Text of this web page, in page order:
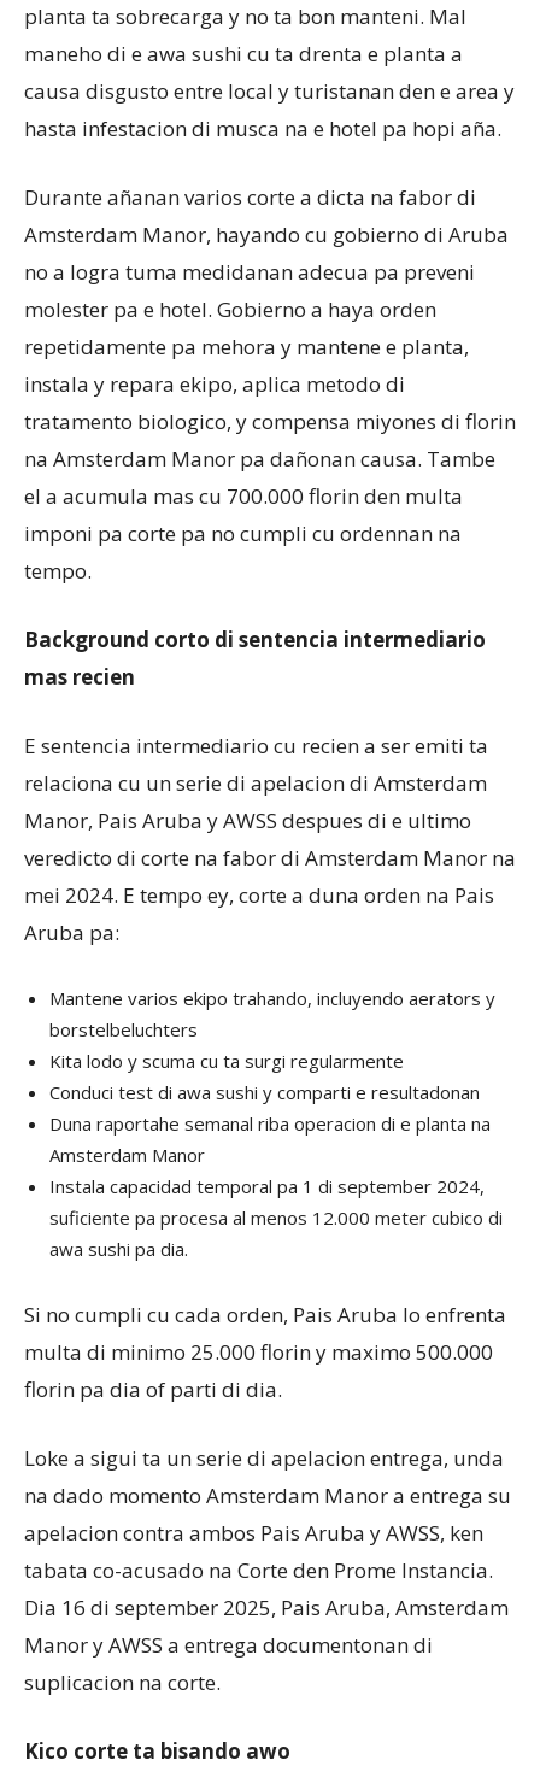
planta ta sobrecarga y no ta bon manteni. Mal
maneho di e awa sushi cu ta drenta e planta a
causa disgusto entre local y turistanan den e area y
hasta infestacion di musca na e hotel pa hopi aña.
Durante añanan varios corte a dicta na fabor di
Amsterdam Manor, hayando cu gobierno di Aruba
no a logra tuma medidanan adecua pa preveni
molester pa e hotel. Gobierno a haya orden
repetidamente pa mehora y mantene e planta,
instala y repara ekipo, aplica metodo di
tratamento biologico, y compensa miyones di florin
na Amsterdam Manor pa dañonan causa. Tambe
el a acumula mas cu 700.000 florin den multa
imponi pa corte pa no cumpli cu ordennan na
tempo.
Background corto di sentencia intermediario
mas recien
E sentencia intermediario cu recien a ser emiti ta
relaciona cu un serie di apelacion di Amsterdam
Manor, Pais Aruba y AWSS despues di e ultimo
veredicto di corte na fabor di Amsterdam Manor na
mei 2024. E tempo ey, corte a duna orden na Pais
Aruba pa:
Mantene varios ekipo trahando, incluyendo aerators y
borstelbeluchters
Kita lodo y scuma cu ta surgi regularmente
Conduci test di awa sushi y comparti e resultadonan
Duna raportahe semanal riba operacion di e planta na
Amsterdam Manor
Instala capacidad temporal pa 1 di september 2024,
suficiente pa procesa al menos 12.000 meter cubico di
awa sushi pa dia.
Si no cumpli cu cada orden, Pais Aruba lo enfrenta
multa di minimo 25.000 florin y maximo 500.000
florin pa dia of parti di dia.
Loke a sigui ta un serie di apelacion entrega, unda
na dado momento Amsterdam Manor a entrega su
apelacion contra ambos Pais Aruba y AWSS, ken
tabata co-acusado na Corte den Prome Instancia.
Dia 16 di september 2025, Pais Aruba, Amsterdam
Manor y AWSS a entrega documentonan di
suplicacion na corte.
Kico corte ta bisando awo